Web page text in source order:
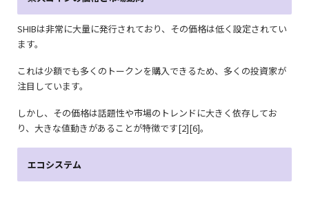
SHIBは非常に大量に発行されており、その価格は低く設定されてい
ます。
これは少額でも多くのトークンを購入できるため、多くの投資家が
注目しています。
しかし、その価格は話題性や市場のトレンドに大きく依存してお
り、大きな値動きがあることが特徴です[2][6]。
エコシステム